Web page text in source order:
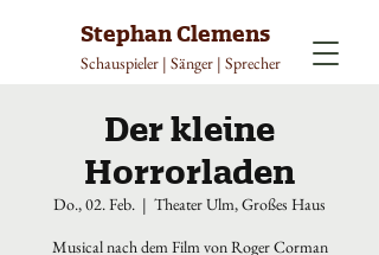
Stephan Clemens
Schauspieler | Sänger | Sprecher
Der kleine
Horrorladen
Do., 02. Feb.
  |
Theater Ulm, Großes Haus
Musical nach dem Film von Roger Corman